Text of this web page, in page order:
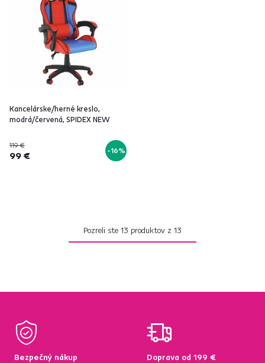
Kancelárske/herné kreslo,
modrá/červená, SPIDEX NEW
119 €
99 € -16%
Pozreli ste 13 produktov z 13
Bezpečný nákup
Doprava od 199 €